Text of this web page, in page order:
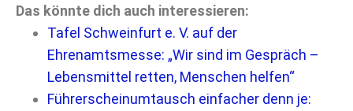
Das könnte dich auch interessieren:
Tafel Schweinfurt e. V. auf der
Ehrenamtsmesse: „Wir sind im Gespräch –
Lebensmittel retten, Menschen helfen“
Führerscheinumtausch einfacher denn je: